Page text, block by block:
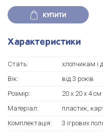
КУПИТИ
Характеристики
Стать:
хлопчикам і
Вік:
від 3 років
Розмір:
20 х 20 х 4 см
Матеріал:
пластик,
Комплектація:
3 ігрових